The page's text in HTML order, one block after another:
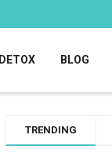
DETOX BLOG
TRENDING